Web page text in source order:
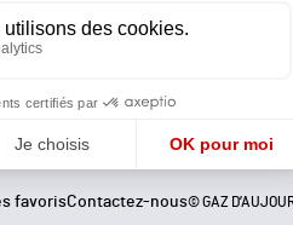
actualités !
favorisContactez-nous© GAZ